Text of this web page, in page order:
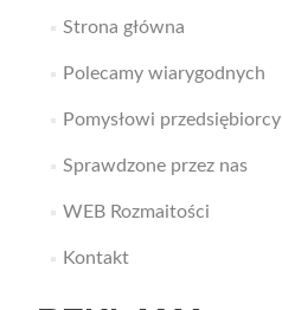
Strona główna
Polecamy wiarygodnych
Pomysłowi przedsiębiorcy
Sprawdzone przez nas
WEB Rozmaitości
Kontakt